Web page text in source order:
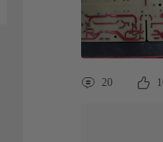
20